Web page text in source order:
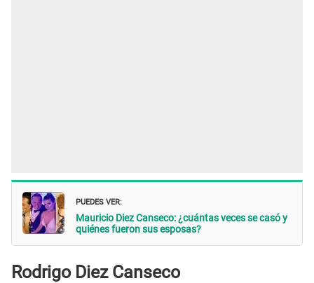
PUEDES VER:
Mauricio Diez Canseco: ¿cuántas veces se casó y
quiénes fueron sus esposas?
Rodrigo Diez Canseco